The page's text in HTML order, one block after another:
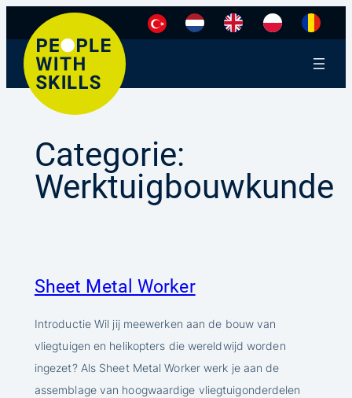
naar
inhoud
Categorie:
Werktuigbouwkunde
Sheet Metal Worker
Introductie Wil jij meewerken aan de bouw van
vliegtuigen en helikopters die wereldwijd worden
ingezet? Als Sheet Metal Worker werk je aan de
assemblage van hoogwaardige vliegtuigonderdelen